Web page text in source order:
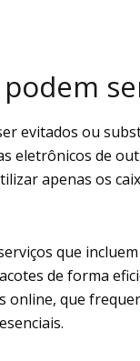
evitados ou
eletrônicos de
apenas os
que
de forma
que